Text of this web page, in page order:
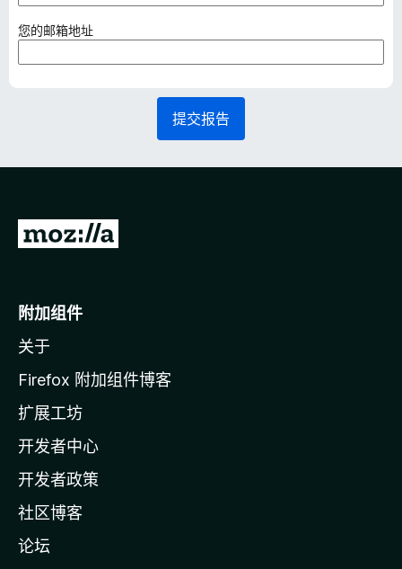
填
）
您的邮箱地址（
填
提交报告
转
o
i
l
a
主
页
附加组件
关于
Firefox 附加组件博客
扩展工坊
开发者中心
开发者政策
社区博客
论坛